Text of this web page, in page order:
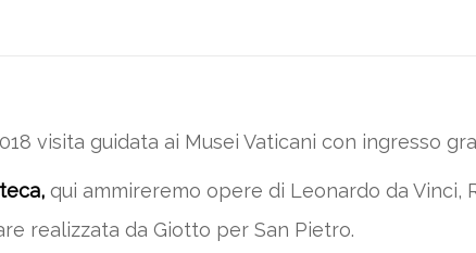
visita guidata ai Musei Vaticani con ingresso
qui ammireremo opere di Leonardo da Vinci,
realizzata da Giotto per San Pietro.